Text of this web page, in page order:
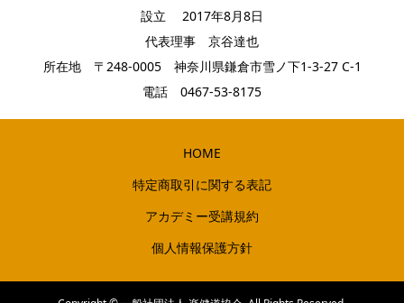
設立 2017年8月8日
代表理事 京谷達也
所在地 〒248-0005 神奈川県鎌倉市雪ノ下1-3-27 C-1
電話 0467-53-8175
HOME
特定商取引に関する表記
アカデミー受講規約
個人情報保護方針